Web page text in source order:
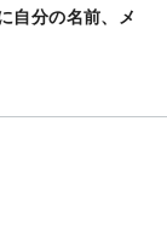
自分の名前、メ